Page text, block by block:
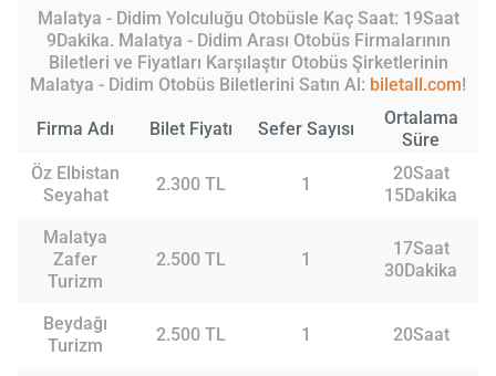
Malatya - Didim Yolculuğu Otobüsle Kaç Saat: 19Saat
9Dakika. Malatya - Didim Arası Otobüs Firmalarının
Biletleri ve Fiyatları Karşılaştır Otobüs Şirketlerinin
Malatya - Didim Otobüs Biletlerini Satın Al: biletall.com!
Firma Adı Bilet Fiyatı Sefer Sayısı
Ortalama
Süre
Öz Elbistan
Seyahat
2.300 TL 1
20Saat
15Dakika
Malatya
Zafer
Turizm
2.500 TL 1
17Saat
30Dakika
Beydağı
Turizm
2.500 TL 1 20Saat